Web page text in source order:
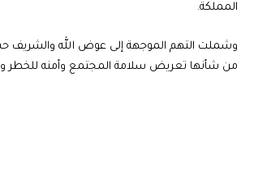
المملكة.
وشملت التهم الموجهة إلى عوض الله والشريف
من شأنها تعريض سلامة المجتمع وأمنه للخطر